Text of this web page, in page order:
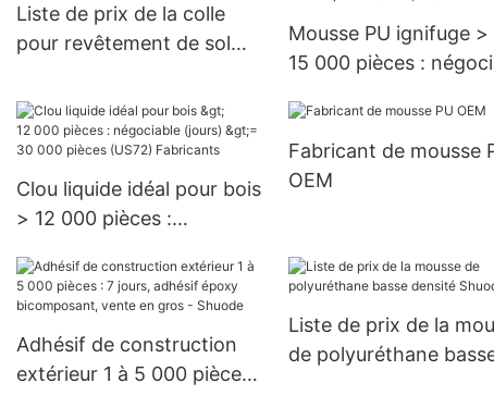
l'installation
Liste de prix de la colle
pour revêtement de sol
Mousse PU ignifuge >
15 000 pièces :
pièces (US 0,00)
Clou liquide idéal pour bois
> 12 000 pièces :
30 000 pièces (US72)
Fabricants
Fabricant de mousse
OEM
Adhésif de construction
extérieur 1 à 5 000 pièces :
Liste de prix de la
de polyuréthane